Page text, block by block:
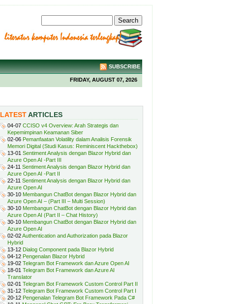
SUBSCRIBE
FRIDAY, AUGUST 07, 2026
LATESTARTICLES
04-07 CCISO v4 Overview: Arah Strategis dan
Kepemimpinan Keamanan Siber
02-06 Pemanfaatan Volatility dalam Analisis Forensik
Memori Digital (Studi Kasus: Reminiscent Hackthebox)
13-01 Sentiment Analysis dengan Blazor Hybrid dan
Azure Open AI -Part III
24-11 Sentiment Analysis dengan Blazor Hybrid dan
Azure Open AI -Part II
22-11 Sentiment Analysis dengan Blazor Hybrid dan
Azure Open AI
30-10 Membangun ChatBot dengan Blazor Hybrid dan
Azure Open AI – (Part III – Multi Session)
30-10 Membangun ChatBot dengan Blazor Hybrid dan
Azure Open AI (Part II – Chat History)
30-10 Membangun ChatBot dengan Blazor Hybrid dan
Azure Open AI
02-02Authentication and Authorization pada Blazor
Hybrid
13-12 Dialog Component pada Blazor Hybrid
04-12 Pengenalan Blazor Hybrid
19-02 Telegram Bot Framework dan Azure Open AI
18-01 Telegram Bot Framework dan Azure AI
Translator
02-01 Telegram Bot Framework Custom Control Part II
31-12 Telegram Bot Framework Custom Control Part I
20-12 Pengenalan Telegram Bot Framework Pada C#